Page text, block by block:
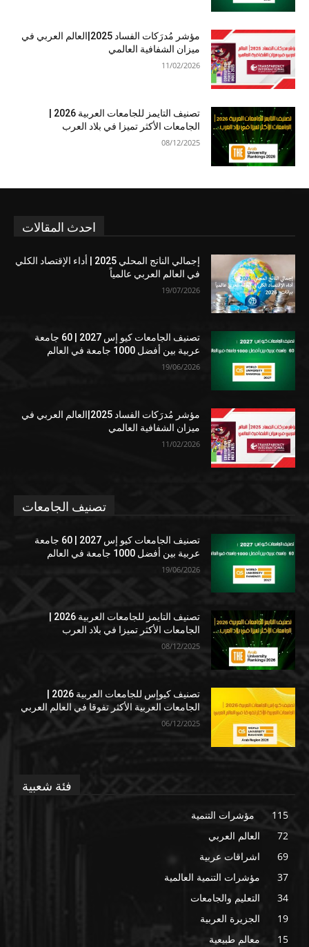
مؤشر مُدرَكات الفساد 2025|العالم العربي في
ميزان الشفافية العالمي
11/02/2026
الجامعات الأكثر تميزا في بلاد العرب
08/12/2025
احدث المقالات
إجمالي الناتج المحلي 2025 | أداء الإقتصاد الكلي
في العالم العربي عالمياً
19/07/2026
تصنيف الجامعات كيو إس 2027 | 60 جامعة
عربية بين أفضل 1000 جامعة في العالم
19/06/2026
مؤشر مُدرَكات الفساد 2025|العالم العربي في
ميزان الشفافية العالمي
11/02/2026
تصنيف الجامعات
تصنيف الجامعات كيو إس 2027 | 60 جامعة
عربية بين أفضل 1000 جامعة في العالم
19/06/2026
الجامعات الأكثر تميزا في بلاد العرب
08/12/2025
الجامعات العربية الأكثر تفوقا في العالم العربي
06/12/2025
فئة شعبية
مؤشرات التنمية
115
العالم العربي
72
اشراقات عربية
69
مؤشرات التنمية العالمية
37
التعليم والجامعات
34
الجزيرة العربية
19
معالم طبيعية
15